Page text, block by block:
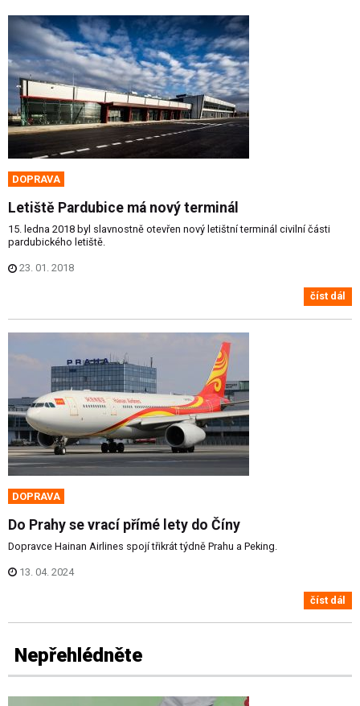
DOPRAVA
Letiště Pardubice má nový terminál
15. ledna 2018 byl slavnostně otevřen nový letištní terminál civilní části
pardubického letiště.
23. 01. 2018
číst dál
DOPRAVA
Do Prahy se vrací přímé lety do Číny
Dopravce Hainan Airlines spojí třikrát týdně Prahu a Peking.
13. 04. 2024
číst dál
Nepřehlédněte